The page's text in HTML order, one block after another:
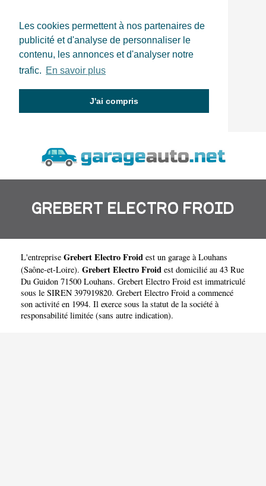
Les cookies permettent à nos partenaires de
publicité et d'analyse de personnaliser le
contenu, les annonces et d'analyser notre
trafic. En savoir plus
J'ai compris
GREBERT ELECTRO FROID
L'entreprise Grebert Electro Froid est un garage à Louhans
(Saône-et-Loire). Grebert Electro Froid est domicilié au 43 Rue
Du Guidon 71500 Louhans. Grebert Electro Froid est immatriculé
sous le SIREN 397919820. Grebert Electro Froid a commencé
son activité en 1994. Il exerce sous la statut de la société à
responsabilité limitée (sans autre indication).